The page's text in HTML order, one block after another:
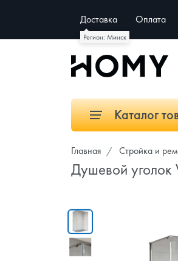
Регион: Минск
Доставка Оплата
Каталог
Главная Стройка и
Душевой